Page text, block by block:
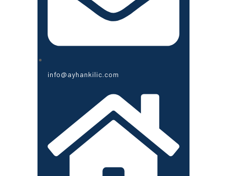
info@ayhankilic.com